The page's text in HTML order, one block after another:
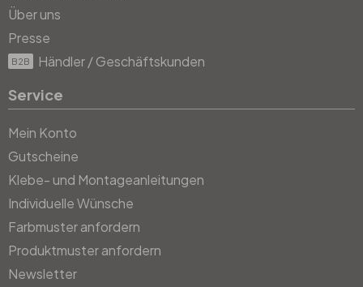
Über uns
Presse
B2B Händler / Geschäftskunden
Service
Mein Konto
Gutscheine
Klebe- und Montageanleitungen
Individuelle Wünsche
Farbmuster anfordern
Produktmuster anfordern
Newsletter